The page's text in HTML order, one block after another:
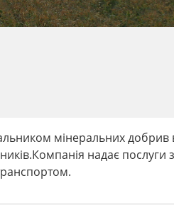
мінеральних добрив
надає послуги